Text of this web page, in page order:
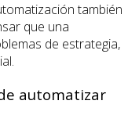
también
que una
de estrategia,
automatizar